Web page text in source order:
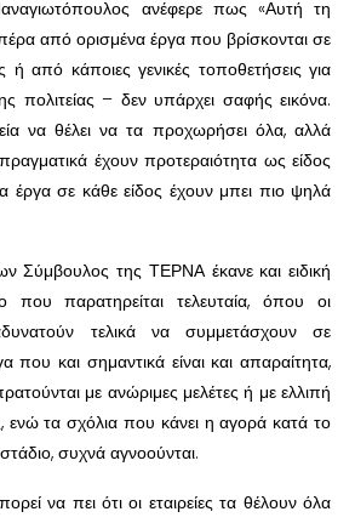
ανέφερε πως «Αυτή τη
από ορισμένα έργα που βρίσκονται σε
ή από κάποιες γενικές τοποθετήσεις για
πολιτείας – δεν υπάρχει σαφής εικόνα.
να θέλει να τα προχωρήσει όλα, αλλά
έχουν προτεραιότητα ως είδος
έργα σε κάθε είδος έχουν μπει πιο ψηλά
Σύμβουλος της ΤΕΡΝΑ έκανε και ειδική
που παρατηρείται τελευταία, όπου οι
αδυνατούν τελικά να συμμετάσχουν σε
που και σημαντικά είναι και απαραίτητα,
με ανώριμες μελέτες ή με ελλιπή
τα σχόλια που κάνει η αγορά κατά το
συχνά αγνοούνται.
να πει ότι οι εταιρείες τα θέλουν όλα